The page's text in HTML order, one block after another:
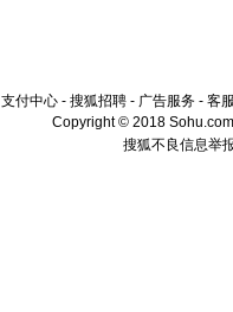
支付中心 - 搜狐招聘 - 广告服务 - 客
Copyright © 2018
搜狐不良信息举